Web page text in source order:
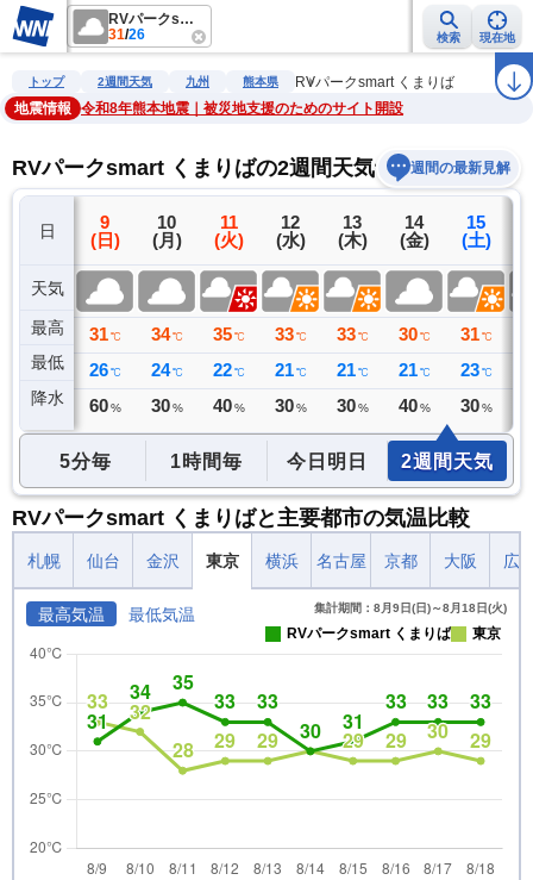
RVパークsmart くまりば
31/26 検索 現在地
雨雲レーダー 台風情報 地震情報 警報・注意報 2週間天気 ラ
トップ 2週間天気 九州 熊本県
RVパークsmart くまりば
地震情報
令和8年熊本地震｜被災地支援のためのサイト開設
RVパークsmart くまりばの2週間天気予報週間の最新見解
日
天気
最高
最低
降水
8
(土)
31 ℃
27 ℃
0 ミリ
9
(日)
31 ℃
26 ℃
60 %
10
(月)
34 ℃
24 ℃
30 %
11
(火)
35 ℃
22 ℃
40 %
12
(水)
33 ℃
21 ℃
30 %
13
(木)
33 ℃
21 ℃
30 %
14
(金)
30 ℃
21 ℃
40 %
15
(土)
31 ℃
23 ℃
30 %
5分毎 1時間毎 今日明日 2週間天気
RVパークsmart くまりばと主要都市の気温比較
札幌 仙台 金沢 東京 横浜 名古屋 京都 大阪 広
最高気温 最低気温 集計期間：8月9日(日)～8月18日(火)
RVパークsmart くまりば 東京